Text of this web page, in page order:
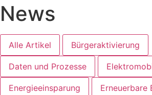
News
Alle Artikel Bürgeraktivierung
Daten und Prozesse
Energieeinsparung Erneuerbare